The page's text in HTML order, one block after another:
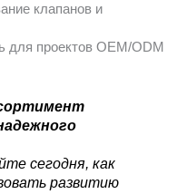
клапанов и
для проектов OEM/ODM
сегодня, как
развитию